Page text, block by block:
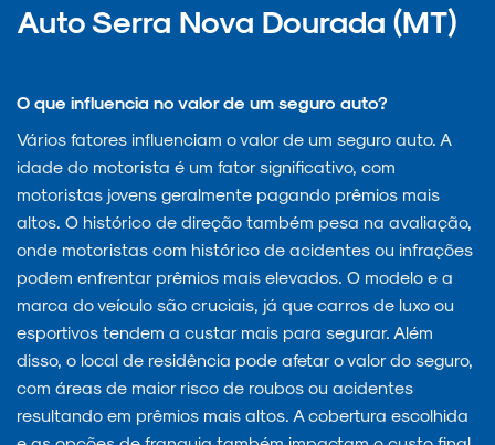
Auto Serra Nova Dourada (MT)
O que influencia no valor de um seguro auto?
Vários fatores influenciam o valor de um seguro auto. A
idade do motorista é um fator significativo, com
motoristas jovens geralmente pagando prêmios mais
altos. O histórico de direção também pesa na avaliação,
onde motoristas com histórico de acidentes ou infrações
podem enfrentar prêmios mais elevados. O modelo e a
marca do veículo são cruciais, já que carros de luxo ou
esportivos tendem a custar mais para segurar. Além
disso, o local de residência pode afetar o valor do seguro,
com áreas de maior risco de roubos ou acidentes
resultando em prêmios mais altos. A cobertura escolhida